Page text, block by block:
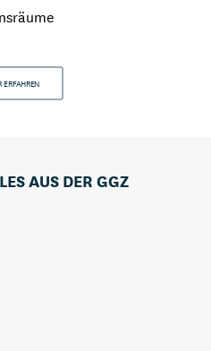
ERFAHREN
AUS DER GGZ